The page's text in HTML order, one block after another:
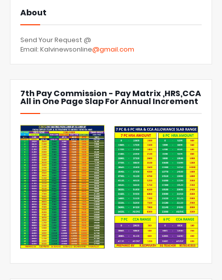
About
Send Your Request @
Email: Kalvinewsonline@gmail.com
7th Pay Commission - Pay Matrix ,HRS,CCA
All in One Page Slap For Annual Increment